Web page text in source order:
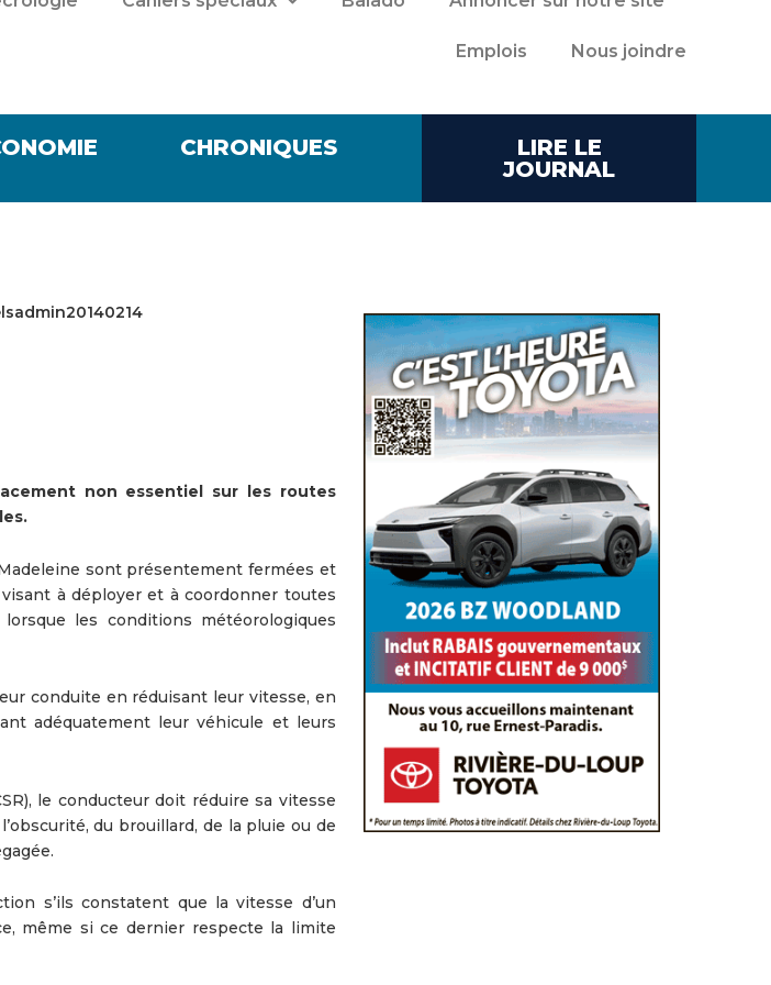
Emplois Nous joindre
CHRONIQUES
LIRE LE
JOURNAL
non essentiel sur les routes
sont présentement fermées et
à déployer et à coordonner toutes
les conditions météorologiques
conduite en réduisant leur vitesse, en
adéquatement leur véhicule et leurs
le conducteur doit réduire sa vitesse
du brouillard, de la pluie ou de
s’ils constatent que la vitesse d’un
même si ce dernier respecte la limite